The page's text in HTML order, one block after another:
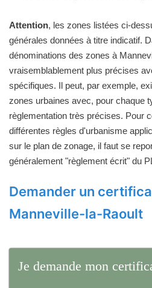
Attention, les zones listées ci-
générales données à titre indicatif.
dénominations des zones à
vraisemblablement plus précises
spécifiques. Il peut, par exemple,
zones urbaines avec, pour chaque
règlementation très précises. Pour
différentes règles d'urbanisme
sur le plan de zonage, il faut se
généralement "règlement écrit" du
Demander un
Manneville-la-Raoult
Je demande mon